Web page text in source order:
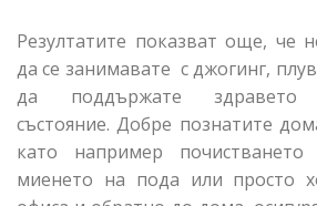
Резултатите показват още, че
да се занимавате с джогинг,
да поддържате
състояние. Добре познатите
като например почистването
миенето на пода или просто